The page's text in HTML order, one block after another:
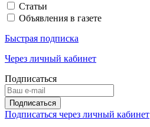
Статьи
Объявления в газете
Быстрая подписка
Через личный кабинет
Подписаться
Подписаться через личный кабинет